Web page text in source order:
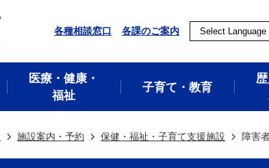
各種相談窓口 各課のご案内
医療・健康・
福祉
子育て・教育
施設案内・予約 保健・福祉・子育て支援施設 障害